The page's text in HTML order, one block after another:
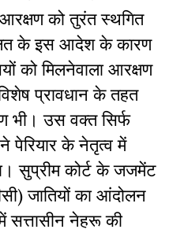
को तुरंत स्थगित
के इस आदेश के कारण
को मिलनेवाला आरक्षण
प्रावधान के तहत
भी। उस वक्त सिर्फ
पेरियार के नेतृत्व में
सुप्रीम कोर्ट के जजमेंट
जातियों का आंदोलन
सत्तासीन नेहरू की